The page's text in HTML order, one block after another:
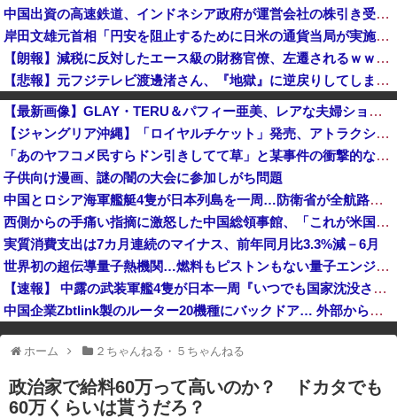
中国出資の高速鉄道、インドネシア政府が運営会社の株引き受けへ [8/6]
岸田文雄元首相「円安を阻止するために日米の通貨当局が実施した為替介入は一時しのぎに過ぎない」
【朗報】減税に反対したエース級の財務官僚、左遷されるｗｗｗｗｗｗ
【悲報】元フジテレビ渡邊渚さん、『地獄』に逆戻りしてしまう・・・・・
【ガチ朗報】関東、もう真夏の暑さが終わるかも
【最新画像】GLAY・TERU＆パフィー亜美、レアな夫婦ショットを公開してしまう！
【ジャングリア沖縄】「ロイヤルチケット」発売、アトラクション優先案内、ソフトドリンク飲み放題、スパ利用、駐車場無料…大人29700円
「あのヤフコメ民すらドン引きしてて草」と某事件の衝撃的な公判が話題に、なんか変な力が働いてんのかってくらい……
子供向け漫画、謎の闇の大会に参加しがち問題
中国とロシア海軍艦艇4隻が日本列島を一周…防衛省が全航路を公開！
西側からの手痛い指摘に激怒した中国総領事館、「これが米国人Youtuberが紹介する本当の中国だ」と動画を公開するも……
実質消費支出は7カ月連続のマイナス、前年同月比3.3%減－6月
世界初の超伝導量子熱機関…燃料もピストンもない量子エンジンが回った！
【速報】 中露の武装軍艦4隻が日本一周『いつでも国家沈没させられるぞ』
中国企業Zbtlink製のルーター20機種にバックドア… 外部から完全制御のおそれ
※アドブロック等の広告非表示プラグインやアドオンを利用している場合、
一部のコンテンツが表示されなくなったり、サイト全体のレイアウトが崩れ
たりする場合があります。
ホーム ２ちゃんねる・５ちゃんねる
政治家で給料60万って高いのか？ ドカタでも
60万くらいは貰うだろ？